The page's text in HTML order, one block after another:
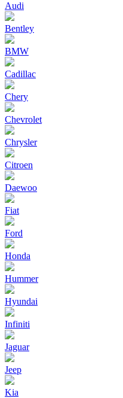
Audi
Bentley
BMW
Cadillac
Chery
Chevrolet
Chrysler
Citroen
Daewoo
Fiat
Ford
Honda
Hummer
Hyundai
Infiniti
Jaguar
Jeep
Kia